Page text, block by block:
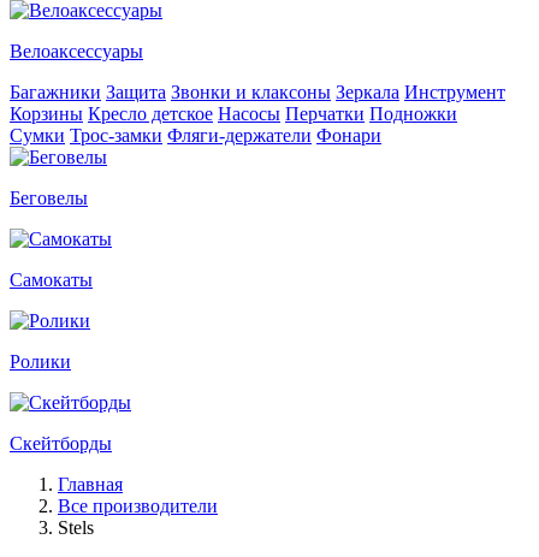
Велоаксессуары
Багажники Защита Звонки и клаксоны Зеркала Инструмент
Корзины Кресло детское Насосы Перчатки Подножки
Сумки Трос-замки Фляги-держатели Фонари
Беговелы
Самокаты
Ролики
Скейтборды
Главная
Все производители
Stels